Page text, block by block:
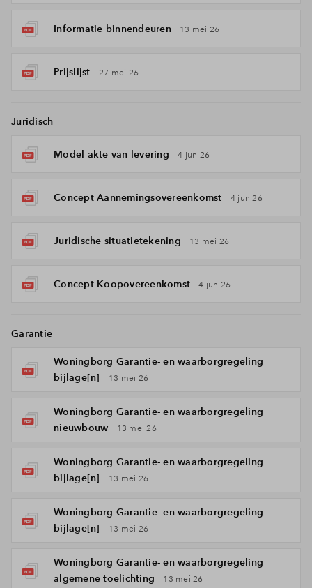
Informatie binnendeuren 13 mei 26
Prijslijst 27 mei 26
Juridisch
Model akte van levering 4 jun 26
Concept Aannemingsovereenkomst 4 jun 26
Juridische situatietekening 13 mei 26
Concept Koopovereenkomst 4 jun 26
Garantie
Woningborg Garantie- en waarborgregeling
bijlage[n]
13 mei 26
Woningborg Garantie- en waarborgregeling
nieuwbouw
13 mei 26
Woningborg Garantie- en waarborgregeling
bijlage[n]
13 mei 26
Woningborg Garantie- en waarborgregeling
bijlage[n]
13 mei 26
Woningborg Garantie- en waarborgregeling
algemene toelichting
13 mei 26